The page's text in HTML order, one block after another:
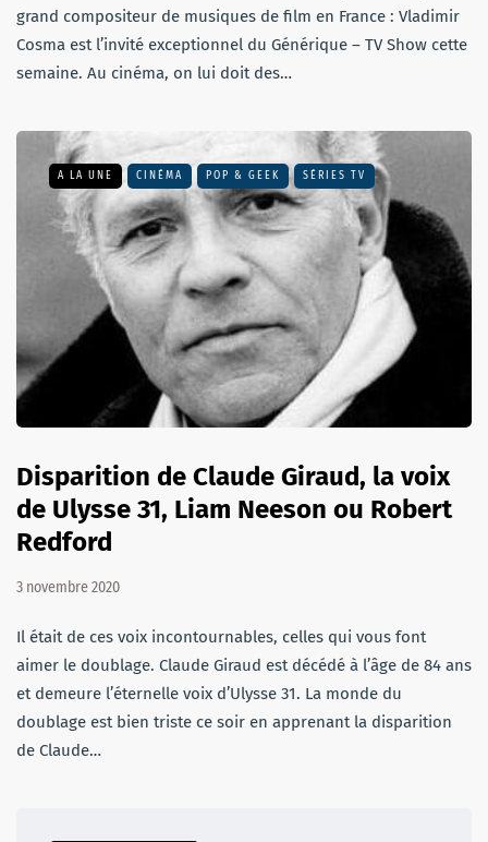
grand compositeur de musiques de film en France : Vladimir
Cosma est l’invité exceptionnel du Générique – TV Show cette
semaine. Au cinéma, on lui doit des…
A LA UNE CINÉMA POP & GEEK SÉRIES TV
Disparition de Claude Giraud, la voix
de Ulysse 31, Liam Neeson ou Robert
Redford
3 novembre 2020
Il était de ces voix incontournables, celles qui vous font
aimer le doublage. Claude Giraud est décédé à l’âge de 84 ans
et demeure l’éternelle voix d’Ulysse 31. La monde du
doublage est bien triste ce soir en apprenant la disparition
de Claude…